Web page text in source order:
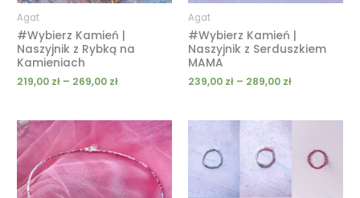
Agat
#Wybierz Kamień |
Naszyjnik z Rybką na
Kamieniach
219,00 zł – 269,00 zł
Agat
#Wybierz Kamień |
Naszyjnik z Serduszkiem
MAMA
239,00 zł – 289,00 zł
Zakres
cen:
od
199,00 zł
do
249,00 zł